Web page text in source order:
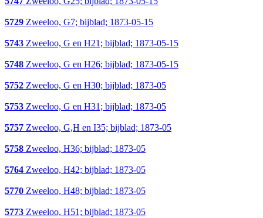
5729 Zweeloo, G7; bijblad; 1873-05-15
5743 Zweeloo, G en H21; bijblad; 1873-05-15
5748 Zweeloo, G en H26; bijblad; 1873-05-15
5752 Zweeloo, G en H30; bijblad; 1873-05
5753 Zweeloo, G en H31; bijblad; 1873-05
5757 Zweeloo, G,H en I35; bijblad; 1873-05
5758 Zweeloo, H36; bijblad; 1873-05
5764 Zweeloo, H42; bijblad; 1873-05
5770 Zweeloo, H48; bijblad; 1873-05
5773 Zweeloo, H51; bijblad; 1873-05